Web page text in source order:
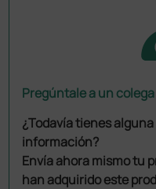
Pregúntale a un colega
¿Todavía tienes
información?
Envía ahora mismo tu
han adquirido este